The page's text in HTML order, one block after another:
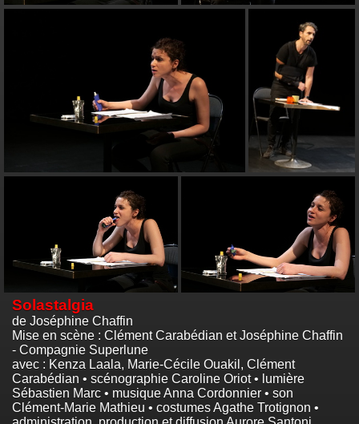
Solastalgia
de Joséphine Chaffin
Mise en scène : Clément Carabédian et Joséphine Chaffin
- Compagnie Superlune
avec : Kenza Laala, Marie-Cécile Ouakil, Clément
Carabédian • scénographie Caroline Oriot • lumière
Sébastien Marc • musique Anna Cordonnier • son
Clément-Marie Mathieu • costumes Agathe Trotignon •